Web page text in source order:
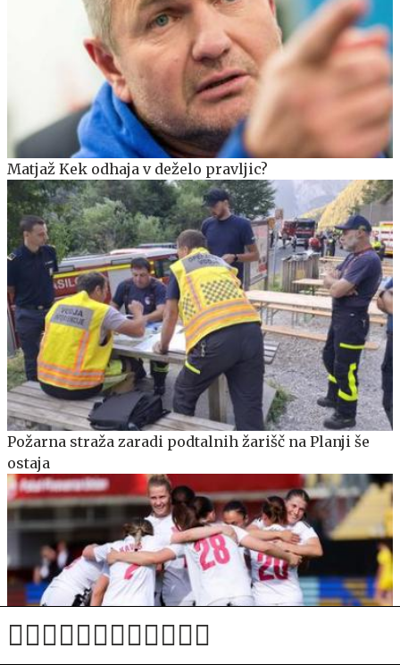
Matjaž Kek odhaja v deželo pravljic?
Požarna straža zaradi podtalnih žarišč na Planji še
ostaja